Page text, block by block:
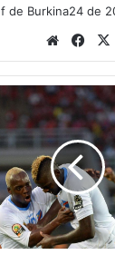
de Burkina24 de
We
bsi
te
Fa
ce
bo
ok